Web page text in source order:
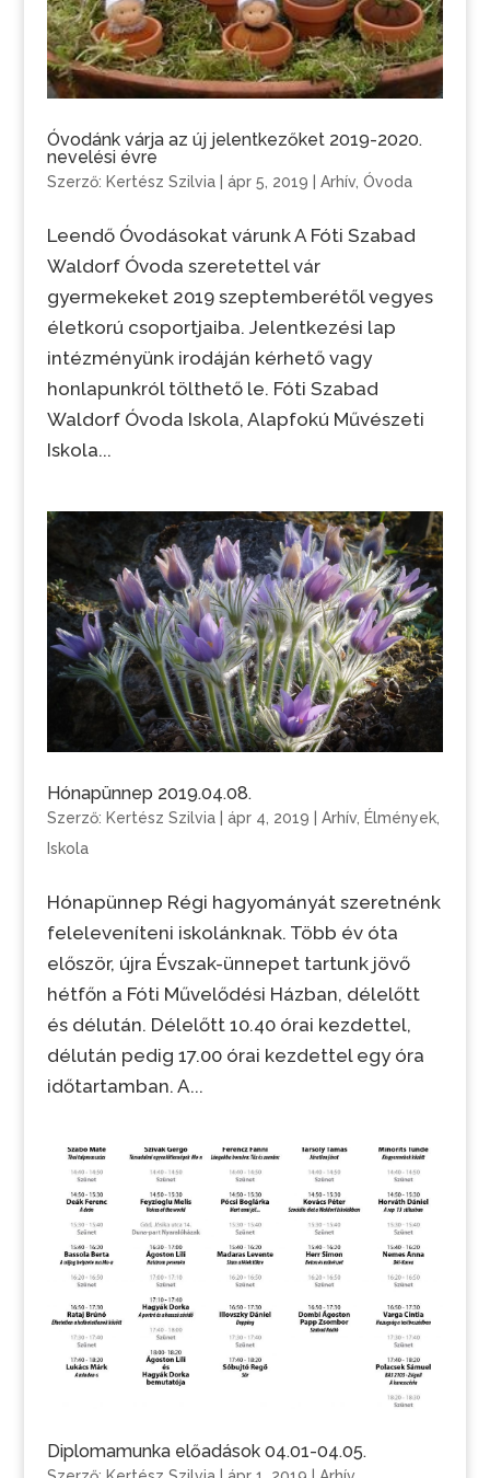
Óvodánk várja az új jelentkezőket 2019-2020.
nevelési évre
Szerző: Kertész Szilvia| ápr 5, 2019 Arhív, Óvoda
Leendő Óvodásokat várunk A Fóti Szabad
Waldorf Óvoda szeretettel vár
gyermekeket 2019 szeptemberétől vegyes
életkorú csoportjaiba. Jelentkezési lap
intézményünk irodáján kérhető vagy
honlapunkról tölthető le. Fóti Szabad
Waldorf Óvoda Iskola, Alapfokú Művészeti
Iskola...
Hónapünnep 2019.04.08.
Szerző: Kertész Szilvia| ápr 4, 2019 Arhív, Élmények,
Iskola
Hónapünnep Régi hagyományát szeretnénk
feleleveníteni iskolánknak. Több év óta
először, újra Évszak-ünnepet tartunk jövő
hétfőn a Fóti Művelődési Házban, délelőtt
és délután. Délelőtt 10.40 órai kezdettel,
délután pedig 17.00 órai kezdettel egy óra
időtartamban. A...
Diplomamunka előadások 04.01-04.05.